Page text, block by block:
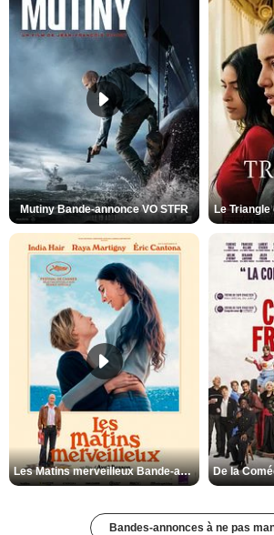
Mutiny Bande-annonce VO STFR Le Triangle
Les Matins merveilleux Bande-annonce VF
Bandes-annonces à ne pas